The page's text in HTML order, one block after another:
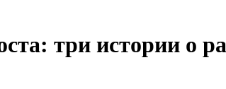
три истории о